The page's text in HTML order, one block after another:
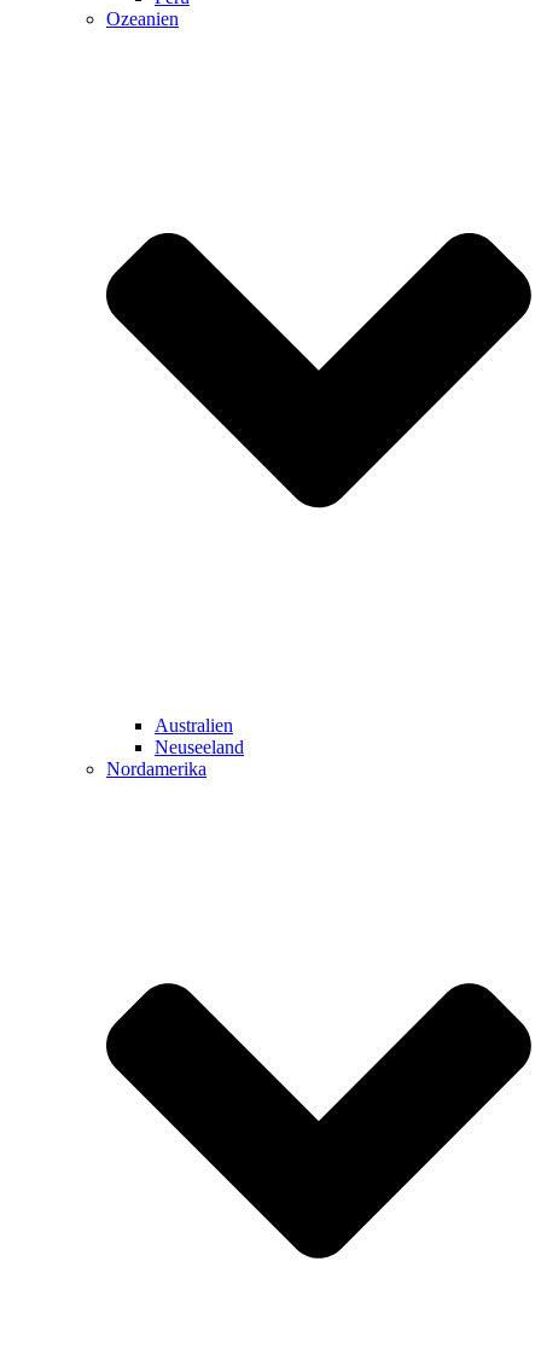
Ozeanien
Australien
Neuseeland
Nordamerika